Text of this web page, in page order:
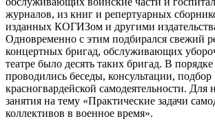
журналов, из книг и репертуарных
изданных КОГИЗом и другими
Одновременно с этим подбирался свежий
концертных бригад, обслуживающих
театре было десять таких бригад. В
проводились беседы, консультации, подбор
красногвардейской самодеятельности.
занятия на тему «Практические задачи
коллективов в военное время».